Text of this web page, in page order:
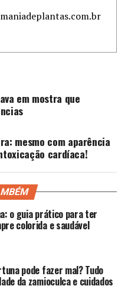
em mostra que
mesmo com aparência
cardíaca!
o guia prático para ter
colorida e saudável
pode fazer mal? Tudo
da zamioculca e cuidados